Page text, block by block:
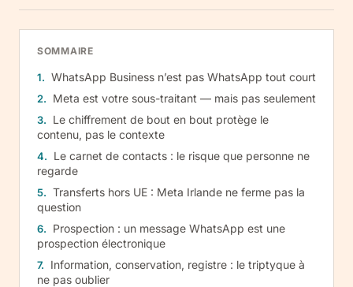
SOMMAIRE
WhatsApp Business n’est pas WhatsApp tout court
Meta est votre sous-traitant — mais pas seulement
Le chiffrement de bout en bout protège le
contenu, pas le contexte
Le carnet de contacts : le risque que personne ne
regarde
Transferts hors UE : Meta Irlande ne ferme pas la
question
Prospection : un message WhatsApp est une
prospection électronique
Information, conservation, registre : le triptyque à
ne pas oublier